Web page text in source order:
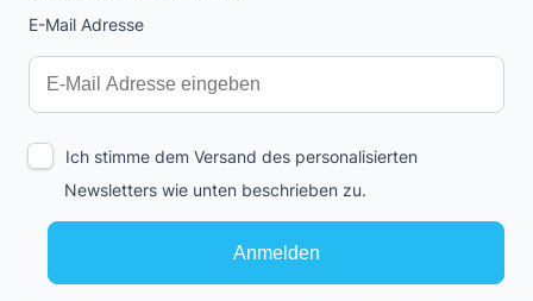
E-Mail Adresse
Interests
Amount
Anmelden
Ich stimme dem Versand des personalisierten
Newsletters wie unten beschrieben zu.